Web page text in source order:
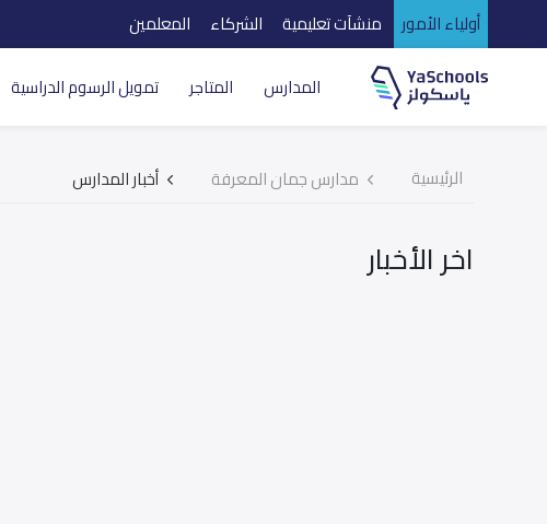
أولياء الأمور منشآت تعليمية الشركاء المعلمين
المدارس المتاجر تمويل الرسوم الدراسية
الرئيسية مدارس جمان المعرفة أخبار المدارس
اخر الأخبار